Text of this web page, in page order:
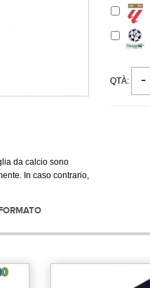
da calcio sono
In caso contrario,
QTÀ: